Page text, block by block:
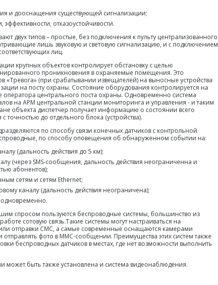
и дооснащения существующей сигнализации;
отказоустойчивости.
двух типов – простые, без подключения к пульту централизованного
лишь звуковую и световую сигнализацию, и с подключением
лиц.
крупных объектов контролирует обстановку с целью
проникновения в охраняемые помещения. Это
«Тревога» (при срабатывании извещателей) на выносные устройства
на посту охраны. Состояние оборудования контролируется на
оператора центрального поста охраны. Одновременно система
на АРМ центральной станции мониторинга и управления - и таким
объекта диспетчер получает информацию о состоянии всего
точностью до отдельного блока (устройства).
по способу связи конечных датчиков с контрольной
по способу оповещения об обнаруженном событии на:
(дальность действия до 5 км);
(через SMS-сообщения, дальность действия неограниченна и
абонентов);
сетям и сетям Ethernet;
каналу (дальность действия неограничена);
спросом пользуются беспроводные системы, большинство из
сотовую связь.Такие системы могут настраиваться на
отправки СМС, а самые современные оснащаются камерами
фото в ММС-сообщении. Преимущества этих систем также
беспроводных датчиков в местах, где нет возможности выполнить
может быть также установлена и система видеонаблюдения.